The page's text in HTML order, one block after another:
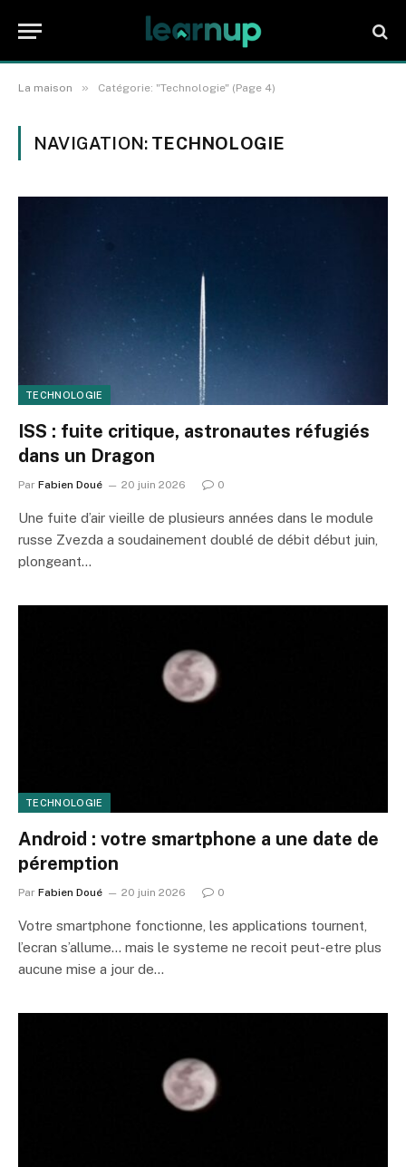
La maison » Catégorie: "Technologie" (Page 4)
NAVIGATION: TECHNOLOGIE
TECHNOLOGIE
ISS : fuite critique, astronautes réfugiés
dans un Dragon
Par Fabien Doué 20 juin 2026 0
Une fuite d’air vieille de plusieurs années dans le module
russe Zvezda a soudainement doublé de débit début juin,
plongeant…
TECHNOLOGIE
Android : votre smartphone a une date de
péremption
Par Fabien Doué 20 juin 2026 0
Votre smartphone fonctionne, les applications tournent,
l’ecran s’allume… mais le systeme ne recoit peut-etre plus
aucune mise a jour de…